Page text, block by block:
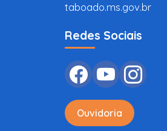
taboado.ms.gov.br
Redes Sociais
Ouvidoria